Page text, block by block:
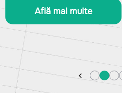
Află mai multe